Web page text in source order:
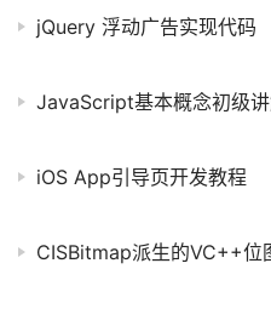
jQuery 浮动广告实现代码
JavaScript基本概念初级
iOS App引导页开发教程
CISBitmap派生的VC++位